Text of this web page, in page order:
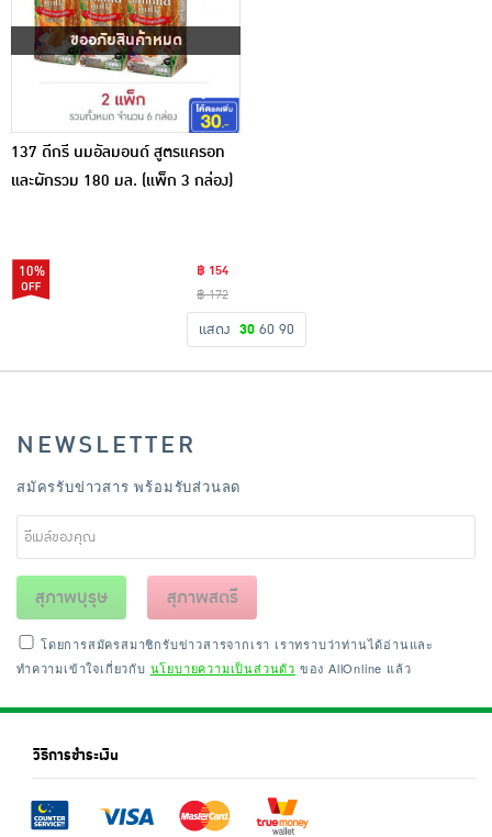
ขออภัยสินค้าหมด
137 ดีกรี นมอัลมอนด์ สูตรแครอท
และผักรวม 180 มล. (แพ็ก 3 กล่อง)
10%
฿ 154
฿ 172
แสดง 30 60 90
NEWSLETTER
สมัครรับข่าวสาร พร้อมรับส่วนลด
สุภาพบุรุษ สุภาพสตรี
โดยการสมัครสมาชิกรับข่าวสารจากเรา เราทราบว่าท่านได้อ่านและ
ทำความเข้าใจเกี่ยวกับ นโยบายความเป็นส่วนตัว ของ AllOnline แล้ว
วิธีการชำระเงิน